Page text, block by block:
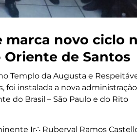
marca novo ciclo
Oriente de Santos
Templo da Augusta e
foi instalada a nova
do Brasil – São Paulo e do Rito
Ir∴ Ruberval Ramos